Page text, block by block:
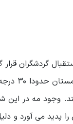
گردشگران
وجود مه در
پدید می آورد و